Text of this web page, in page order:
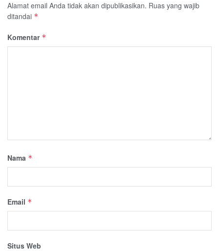
Alamat email Anda tidak akan dipublikasikan. Ruas yang wajib
ditandai *
Komentar *
Nama *
Email *
Situs Web